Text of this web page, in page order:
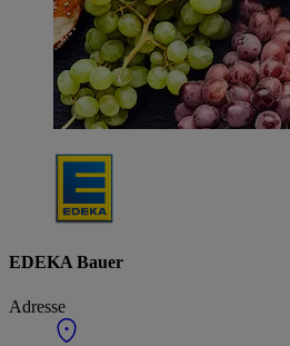
EDEKA Bauer
Adresse